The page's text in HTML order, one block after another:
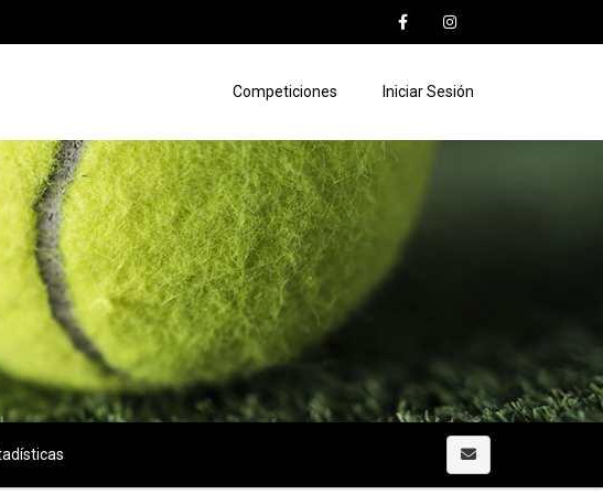
Competiciones Iniciar Sesión